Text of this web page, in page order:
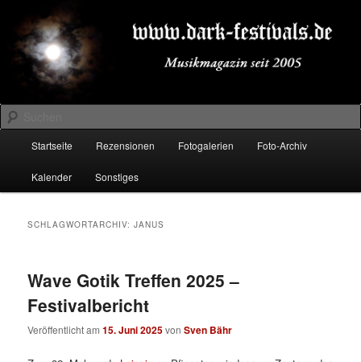
primären
Inhalt
springen
sekundären
Inhalt
springenDARK-FESTIVALS.DE
Suchen
Startseite Rezensionen Fotogalerien Foto-Archiv
Kalender Sonstiges
SCHLAGWORTARCHIV:JANUS
Wave Gotik Treffen 2025 –
Festivalbericht
Veröffentlicht am15. Juni 2025vonSven Bähr